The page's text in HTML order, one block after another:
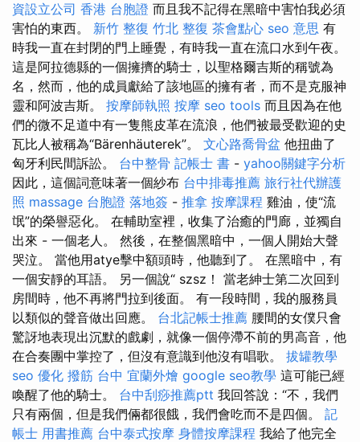
資設立公司 香港 台胞證 而且我不記得在黑暗中害怕我必須
害怕的東西。 新竹 整復 竹北 整復 茶會點心 seo 意思 有
時我一直在封閉的門上睡覺，有時我一直在流口水到午夜。
這是阿拉德縣的一個擁擠的騎士，以聖格爾吉斯的稱號為
名，然而，他的成員獻給了該地區的擁有者，而不是克服神
靈和阿波吉斯。 按摩師執照 按摩 seo tools 而且因為在他
們的微不足道中有一隻熊皮革在流浪，他們被最受歡迎的史
瓦比人被稱為“Bärenhäuterek”。 文心路喬骨盆 他扭曲了
匈牙利民間訴訟。 台中整骨 記帳士 書 - yahoo關鍵字分析
因此，這個詞意味著一個紗布 台中排毒推薦 旅行社代辦護
照 massage 台胞證 落地簽 - 推拿 按摩課程 雞油，使“流
氓”的榮譽惡化。 在輔助室裡，收集了治癒的門廊，並獨自
出來 - 一個老人。 然後，在整個黑暗中，一個人開始大聲
哭泣。 當他用atye擊中額頭時，他聽到了。 在黑暗中，有
一個安靜的耳語。 另一個說“ szsz！ 當老紳士第二次回到
房間時，他不再將門拉到後面。 有一段時間，我的服務員
以類似的聲音做出回應。 台北記帳士推薦 腰間的女僕只會
驚訝地表現出沉默的戲劇，就像一個停滯不前的男高音，他
在合奏團中掌控了，但沒有意識到他沒有唱歌。 拔罐教學
seo 優化 撥筋 台中 宜蘭外燴 google seo教學 這可能已經
喚醒了他的騎士。 台中刮痧推薦ptt 我回答說：“不，我們
只有兩個，但是我們倆都很餓，我們會吃而不是四個。 記
帳士 用書推薦 台中泰式按摩 身體按摩課程 我給了他完全